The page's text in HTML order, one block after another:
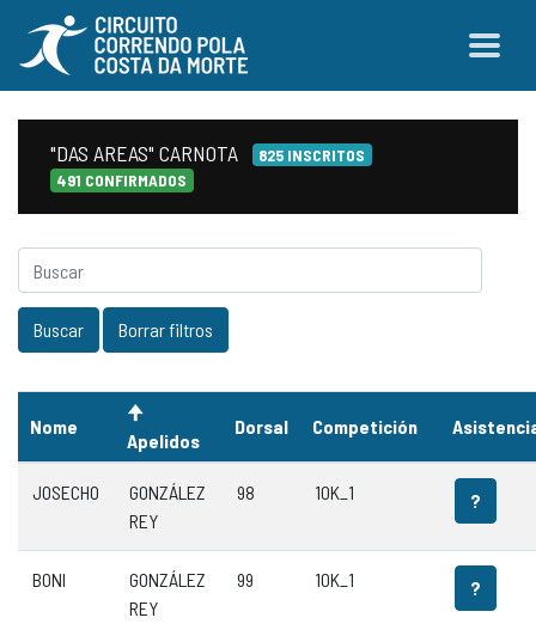
"DAS AREAS" CARNOTA
825 INSCRITOS
491 CONFIRMADOS
Nome
Apelidos
Dorsal Competición
JOSECHO
GONZÁLEZ
REY
98 10K_1 ?
BONI
GONZÁLEZ
REY
99 10K_1 ?